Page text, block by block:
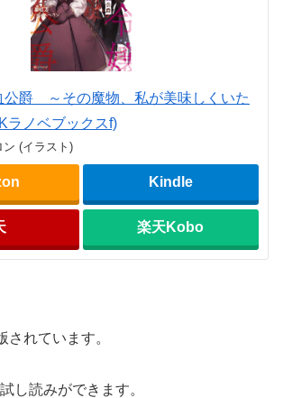
公爵 ～その魔物、私が美味しくいた
ラノベブックスf)
(イラスト)
Kindle
楽天Kobo
されています。
し読みができます。